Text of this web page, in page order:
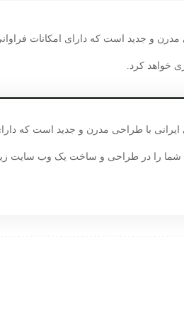
و جدید است که دارای امکانات
خواهد کرد.
ایرانی با طراحی مدرن و جدید است که
شما را در طراحی و ساخت یک وب سایت